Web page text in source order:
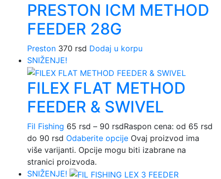
PRESTON ICM METHOD
FEEDER 28G
Preston 370 rsd Dodaj u korpu
SNIŽENJE!
FILEX FLAT METHOD
FEEDER & SWIVEL
Fil Fishing 65 rsd – 90 rsdRaspon cena: od 65 rsd
do 90 rsd Odaberite opcije Ovaj proizvod ima
više varijanti. Opcije mogu biti izabrane na
stranici proizvoda.
SNIŽENJE!